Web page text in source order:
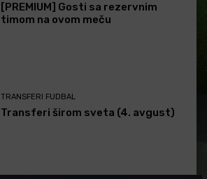
[PREMIUM] Gosti sa rezervnim
timom na ovom meču
TRANSFERI FUDBAL
Transferi širom sveta (4. avgust)